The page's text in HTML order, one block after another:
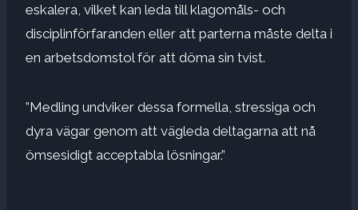
eskalera, vilket kan leda till klagomåls- och
disciplinförfaranden eller att parterna måste delta i
en arbetsdomstol för att döma sin tvist.
”Medling undviker dessa formella, stressiga och
dyra vägar genom att vägleda deltagarna att nå
ömsesidigt acceptabla lösningar.”